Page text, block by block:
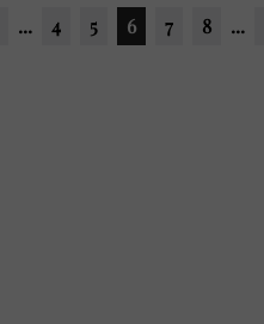
... 4 5 6 7 8 ...